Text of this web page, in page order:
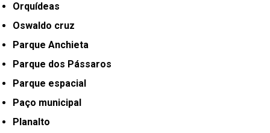
Orquídeas
Oswaldo cruz
Parque Anchieta
Parque dos Pássaros
Parque espacial
Paço municipal
Planalto